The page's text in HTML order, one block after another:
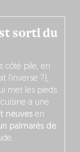
sorti du
côté pile, en
l’inverse ?),
met les pieds
a une
neuvesen
palmarès de